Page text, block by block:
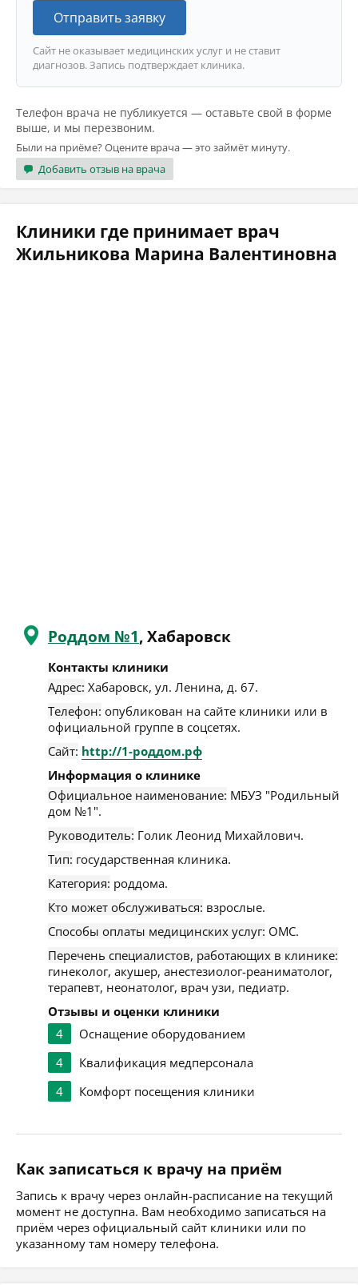
Отправить заявку
Сайт не оказывает медицинских услуг и не ставит
диагнозов. Запись подтверждает клиника.
Телефон врача не публикуется — оставьте свой в форме
выше, и мы перезвоним.
Были на приёме? Оцените врача — это займёт минуту.
Добавить отзыв на врача
Клиники где принимает врач
Жильникова Марина Валентиновна
Роддом №1, Хабаровск
Контакты клиники
Адрес: Хабаровск, ул. Ленина, д. 67.
Телефон: опубликован на сайте клиники или в
официальной группе в соцсетях.
Сайт: http://1-роддом.рф
Информация о клинике
Официальное наименование: МБУЗ "Родильный
дом №1".
Руководитель: Голик Леонид Михайлович.
Тип: государственная клиника.
Категория: роддома.
Кто может обслуживаться: взрослые.
Способы оплаты медицинских услуг: ОМС.
Перечень специалистов, работающих в клинике:
гинеколог, акушер, анестезиолог-реаниматолог,
терапевт, неонатолог, врач узи, педиатр.
Отзывы и оценки клиники
4
Оснащение оборудованием
4
Квалификация медперсонала
4
Комфорт посещения клиники
Как записаться к врачу на приём
Запись к врачу через онлайн-расписание на текущий
момент не доступна. Вам необходимо записаться на
приём через официальный сайт клиники или по
указанному там номеру телефона.